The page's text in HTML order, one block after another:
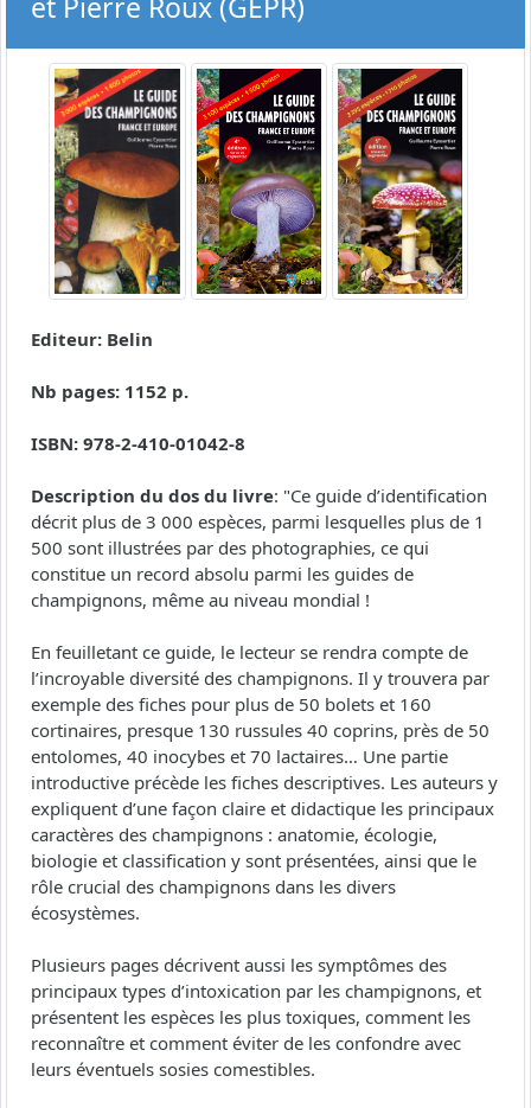
Editeur: Belin
Nb pages: 1152 p.
ISBN: 978-2-410-01042-8
Description du dos du livre: "Ce guide d’identification
décrit plus de 3 000 espèces, parmi lesquelles plus de 1
500 sont illustrées par des photographies, ce qui
constitue un record absolu parmi les guides de
champignons, même au niveau mondial !
En feuilletant ce guide, le lecteur se rendra compte de
l’incroyable diversité des champignons. Il y trouvera par
exemple des fiches pour plus de 50 bolets et 160
cortinaires, presque 130 russules 40 coprins, près de 50
entolomes, 40 inocybes et 70 lactaires… Une partie
introductive précède les fiches descriptives. Les auteurs y
expliquent d’une façon claire et didactique les principaux
caractères des champignons : anatomie, écologie,
biologie et classification y sont présentées, ainsi que le
rôle crucial des champignons dans les divers
écosystèmes.
Plusieurs pages décrivent aussi les symptômes des
principaux types d’intoxication par les champignons, et
présentent les espèces les plus toxiques, comment les
reconnaître et comment éviter de les confondre avec
leurs éventuels sosies comestibles.